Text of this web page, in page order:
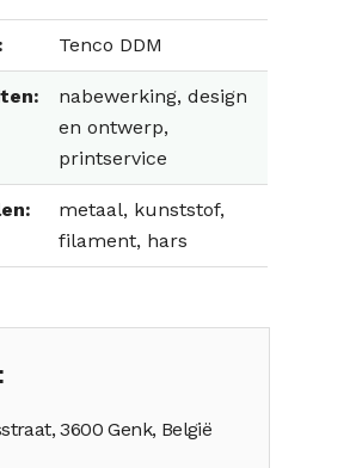
Tenco DDM
nabewerking, design
en ontwerp,
printservice
metaal, kunststof,
filament, hars
3600 Genk, België